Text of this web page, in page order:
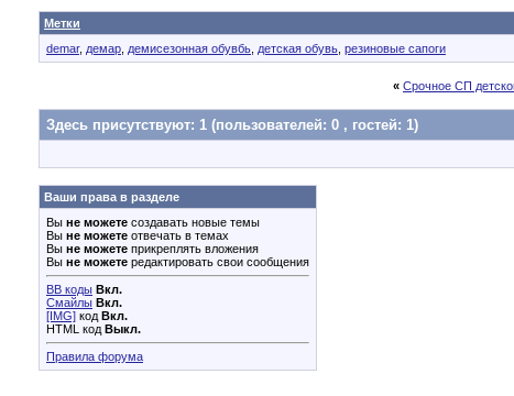
Метки
demar, демар демисезонная обувбь детская обувь резиновые сапоги
« Срочное СП
Здесь присутствуют: 1 (пользователей: 0 , гостей: 1)
Ваши права в разделе
Вы не можете создавать новые темы
Вы не можете отвечать в темах
Вы не можете прикреплять вложения
Вы не можете редактировать свои сообщения
BB коды Вкл.
Смайлы Вкл.
[IMG] код Вкл.
HTML код Выкл.
Правила форума